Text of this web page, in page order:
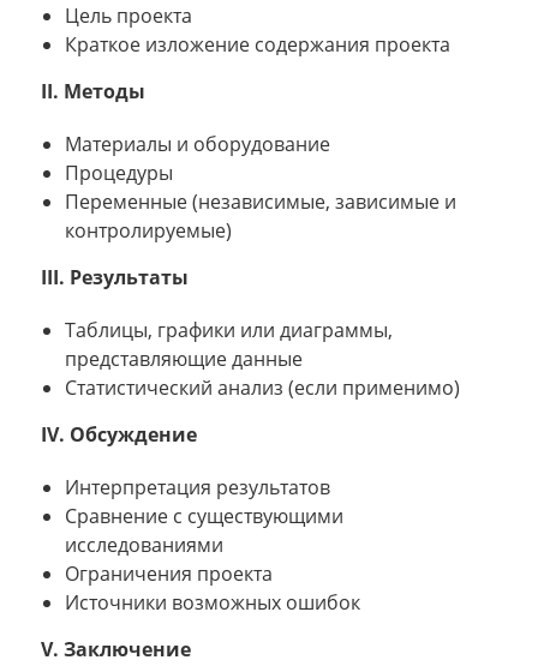
Цель проекта
Краткое изложение содержания проекта
II. Методы
Материалы и оборудование
Процедуры
Переменные (независимые, зависимые и
контролируемые)
III. Результаты
Таблицы, графики или диаграммы,
представляющие данные
Статистический анализ (если применимо)
IV. Обсуждение
Интерпретация результатов
Сравнение с существующими
исследованиями
Ограничения проекта
Источники возможных ошибок
V. Заключение